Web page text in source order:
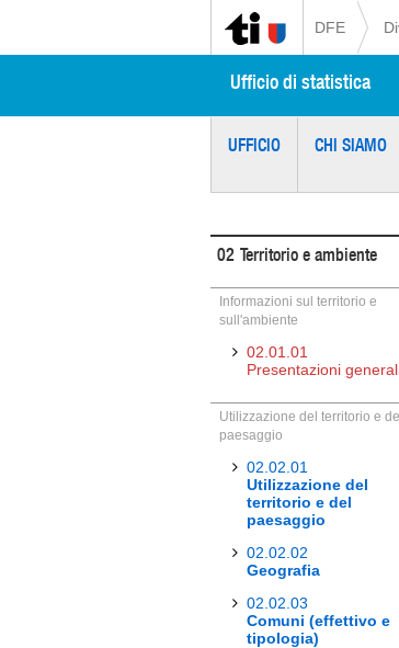
DFE
Ufficio di statistica
UFFICIO CHI SIAMO
02 Territorio e ambiente
Informazioni sul territorio e
sull'ambiente
02.01.01
Presentazioni
Utilizzazione del territorio e del
paesaggio
02.02.01
Utilizzazione del
territorio e del
paesaggio
02.02.02
Geografia
02.02.03
Comuni (effettivo e
tipologia)